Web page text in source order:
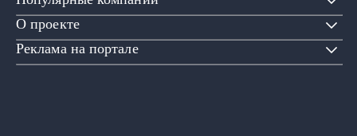
О проекте
Реклама на портале